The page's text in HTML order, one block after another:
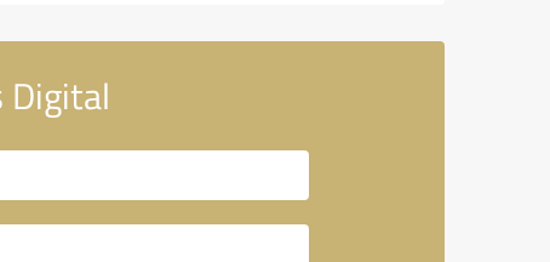
Digital